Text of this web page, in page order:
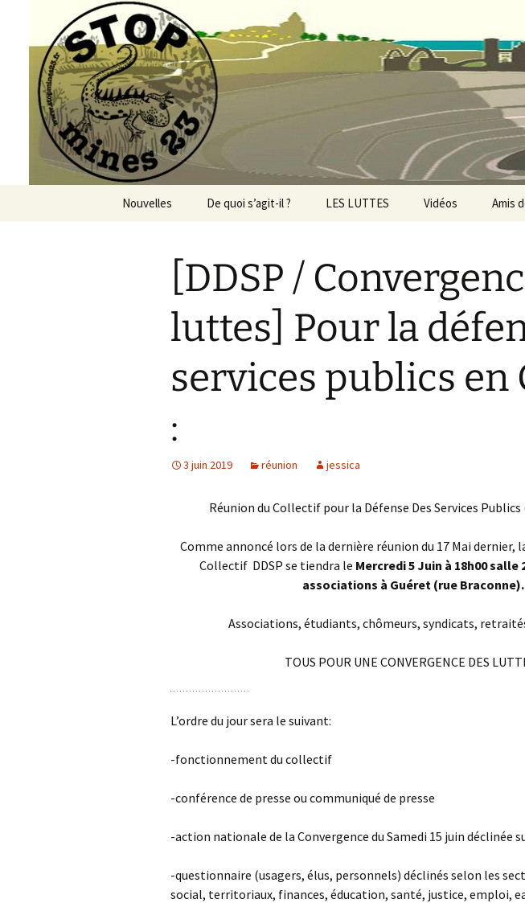
contenu
Le site du
Nouvelles De quoi s’agit-il ? LES LUTTES
Geothermie profonde –
Alerte Eoliennes 23
Mines d’uranium
Vidéos Amis
[DDSP /
luttes] Pour la
services publics en
:
3 juin 2019 réunion jessica
Réunion du Collectif pour la Défense Des Services Publics
Comme annoncé lors de la dernière réunion du 17 Mai dernier,
Collectif DDSP se tiendra le Mercredi 5 Juin à 18h00 salle
associations à Guéret (rue Braconne).
Associations, étudiants, chômeurs, syndicats,
TOUS POUR UNE CONVERGENCE DES
L’ordre du jour sera le suivant:
-fonctionnement du collectif
-conférence de presse ou communiqué de presse
-action nationale de la Convergence du Samedi 15 juin
-questionnaire (usagers, élus, personnels) déclinés selon les
social, territoriaux, finances, éducation, santé, justice, emploi,